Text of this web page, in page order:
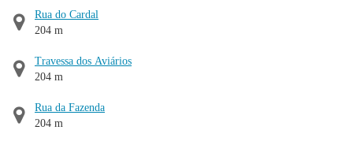
Rua do Cardal
204 m
Travessa dos Aviários
204 m
Rua da Fazenda
204 m